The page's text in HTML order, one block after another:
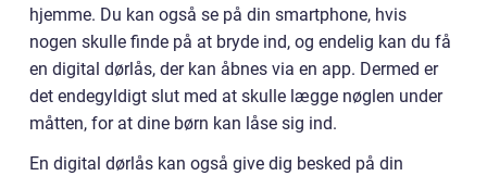
hjemme. Du kan også se på din smartphone, hvis
nogen skulle finde på at bryde ind, og endelig kan du få
en digital dørlås, der kan åbnes via en app. Dermed er
det endegyldigt slut med at skulle lægge nøglen under
måtten, for at dine børn kan låse sig ind.
En digital dørlås kan også give dig besked på din